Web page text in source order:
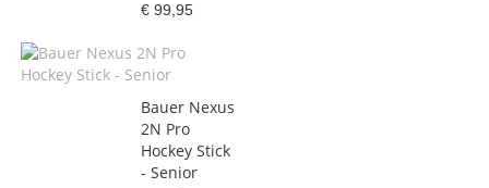
€ 99,95
Bauer Nexus
2N Pro
Hockey Stick
- Senior